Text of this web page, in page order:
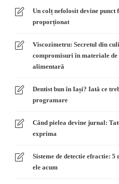
Un colț nefolosit devine punct
proporționat
Viscozimetru: Secretul din
compromisuri în materiale
alimentară
Dentist bun în Iași? Iată ce
programare
Când pielea devine jurnal:
exprima
Sisteme de detectie efractie:
ele acum